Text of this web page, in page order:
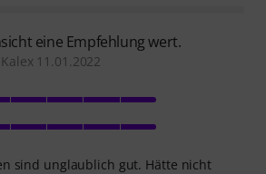
eine Empfehlung wert.
Kalex 11.01.2022
sind unglaublich gut. Hätte nicht